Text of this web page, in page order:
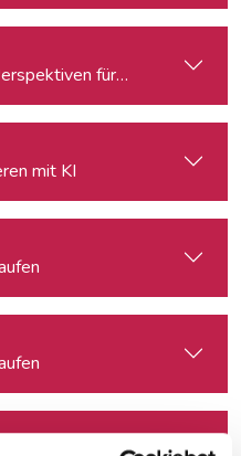
für Medienprofis
mit KI